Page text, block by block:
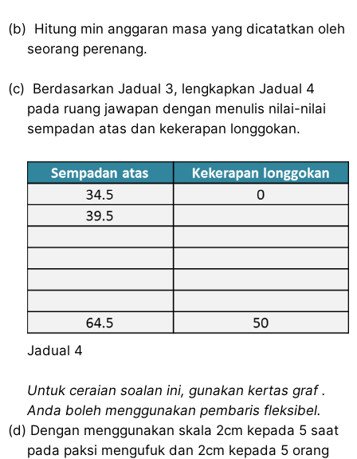
(b) Hitung min anggaran masa yang dicatatkan oleh
seorang perenang.
(c) Berdasarkan Jadual 3, lengkapkan Jadual 4
pada ruang jawapan dengan menulis nilai-nilai
sempadan atas dan kekerapan longgokan.
Jadual 4
Untuk ceraian soalan ini, gunakan kertas graf .
Anda boleh menggunakan pembaris fleksibel.
(d) Dengan menggunakan skala 2cm kepada 5 saat
pada paksi mengufuk dan 2cm kepada 5 orang